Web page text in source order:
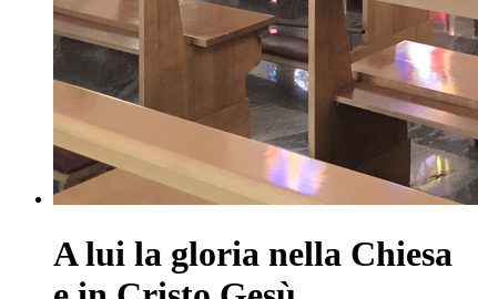
A lui la gloria nella Chiesa